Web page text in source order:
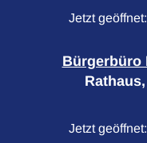
Klicken, um
Jetzt geöffnet:
Bürgerbüro
Klicken, um
Jetzt geöffnet: